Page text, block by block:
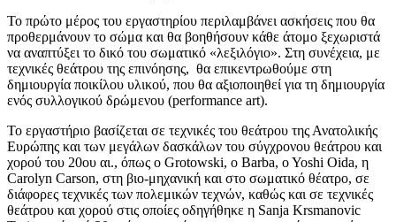
Το πρώτο μέρος του εργαστηρίου περιλαμβάνει ασκήσεις που θα
προθερμάνουν το σώμα και θα βοηθήσουν κάθε άτομο ξεχωριστά
να αναπτύξει το δικό του σωματικό «λεξιλόγιο». Στη συνέχεια, με
τεχνικές θεάτρου της επινόησης, θα επικεντρωθούμε στη
δημιουργία ποικίλου υλικού, που θα αξιοποιηθεί για τη δημιουργία
ενός συλλογικού δρώμενου (performance art).
Το εργαστήριο βασίζεται σε τεχνικές του θεάτρου της Ανατολικής
Ευρώπης και των μεγάλων δασκάλων του σύγχρονου θεάτρου και
χορού του 20ου αι., όπως ο Grotowski, ο Barba, o Yoshi Oida, η
Carolyn Carson, στη βιο-μηχανική και στο σωματικό θέατρο, σε
διάφορες τεχνικές των πολεμικών τεχνών, καθώς και σε τεχνικές
θεάτρου και χορού στις οποίες οδηγήθηκε η Sanja Krsmanovic